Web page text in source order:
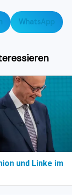
WhatsApp
und Linke im